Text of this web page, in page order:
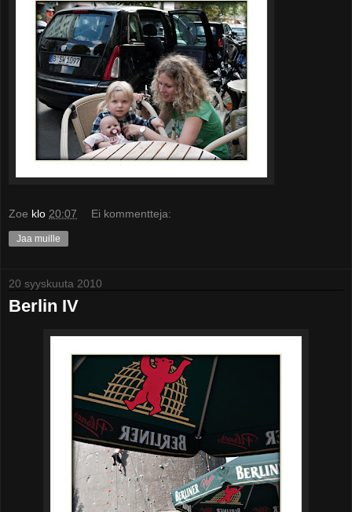
Zoe klo 20:07 Ei kommentteja:
Jaa muille
20 syyskuuta 2010
Berlin IV